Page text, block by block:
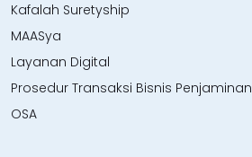
Kafalah Suretyship
MAASya
Layanan Digital
Prosedur Transaksi Bisnis Penjaminan
OSA